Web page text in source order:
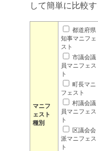
して簡単に比較
マニフ
ェスト
種別
都道府県
知事マニフェ
スト
市議会議
員マニフェス
ト
町長マニ
フェスト
村議会議
員マニフェス
ト
区議会会
派マニフェス
ト